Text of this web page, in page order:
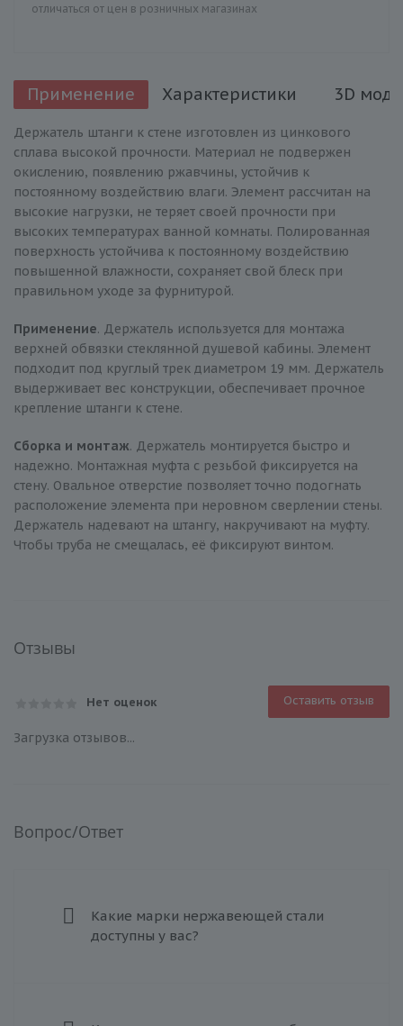
отличаться от цен в розничных магазинах
Применение Характеристики 3D
Держатель штанги к стене изготовлен из цинкового
сплава высокой прочности. Материал не подвержен
окислению, появлению ржавчины, устойчив к
постоянному воздействию влаги. Элемент рассчитан на
высокие нагрузки, не теряет своей прочности при
высоких температурах ванной комнаты. Полированная
поверхность устойчива к постоянному воздействию
повышенной влажности, сохраняет свой блеск при
правильном уходе за фурнитурой.
Применение. Держатель используется для монтажа
верхней обвязки стеклянной душевой кабины. Элемент
подходит под круглый трек диаметром 19 мм. Держатель
выдерживает вес конструкции, обеспечивает прочное
крепление штанги к стене.
Сборка и монтаж. Держатель монтируется быстро и
надежно. Монтажная муфта с резьбой фиксируется на
стену. Овальное отверстие позволяет точно подогнать
расположение элемента при неровном сверлении стены.
Держатель надевают на штангу, накручивают на муфту.
Чтобы труба не смещалась, её фиксируют винтом.
Отзывы
Нет оценок Оставить отзыв
Загрузка отзывов...
Вопрос/Ответ
Какие марки нержавеющей стали
доступны у вас?